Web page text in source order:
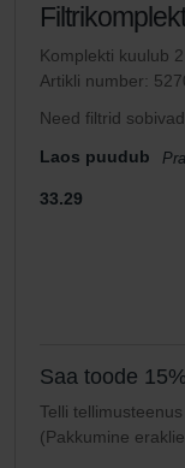
Komplekti kuulub
Artikli number:
Need filtrid
Laos puudub
33.29
Saa toode
Telli
(Pakkumine